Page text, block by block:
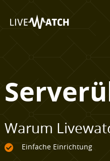
Warum
Einfache Einrichtung